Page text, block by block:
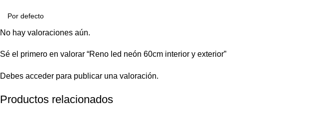
No hay valoraciones aún.
Sé el primero en valorar “Reno led neón 60cm interior y exterior”
Debes acceder para publicar una valoración.
Productos relacionados